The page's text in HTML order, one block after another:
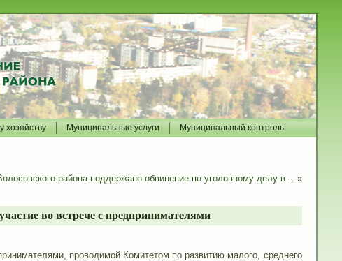
хозяйству Муниципальные услуги Муниципальный контроль
района поддержано обвинение по уголовному делу в… »
во встрече с предпринимателями
проводимой Комитетом по развитию малого, среднего